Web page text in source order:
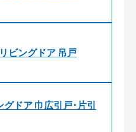
ビングドア 吊戸
ドア 巾広引戸･片引